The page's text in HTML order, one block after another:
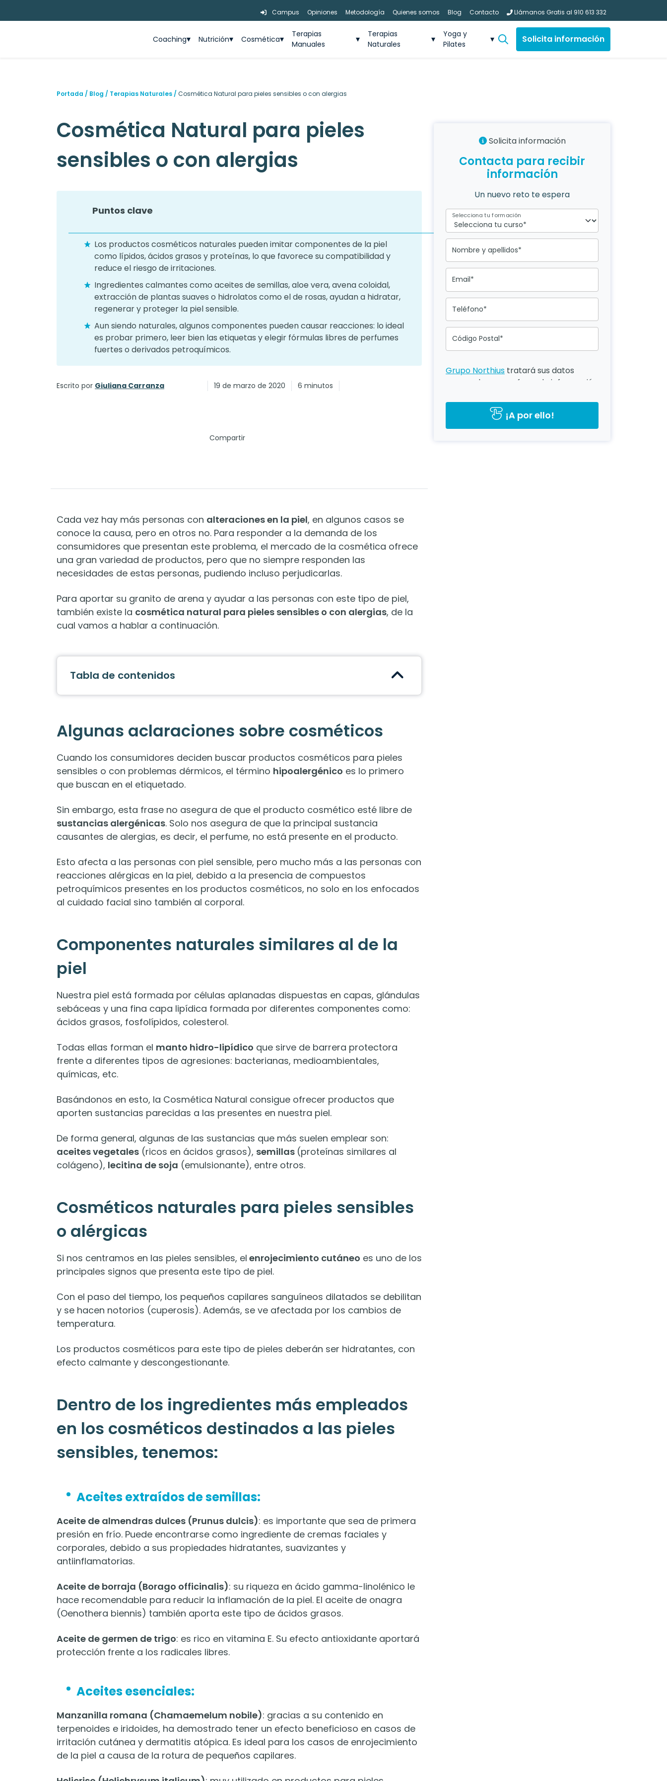
Campus Opiniones Metodología Quienes somos Blog Contacto Llámanos Gratis al 910 613 332
Coaching Nutrición Cosmética
Terapias
Manuales
Terapias
Naturales
Yoga y
Pilates
Solicita información
Portada / Blog / Terapias Naturales / Cosmética Natural para pieles sensibles o con alergias
Cosmética Natural para pieles
sensibles o con alergias
Puntos clave
Los productos cosméticos naturales pueden imitar componentes de la piel
como lípidos, ácidos grasos y proteínas, lo que favorece su compatibilidad y
reduce el riesgo de irritaciones.
Ingredientes calmantes como aceites de semillas, aloe vera, avena coloidal,
extracción de plantas suaves o hidrolatos como el de rosas, ayudan a hidratar,
regenerar y proteger la piel sensible.
Aun siendo naturales, algunos componentes pueden causar reacciones: lo ideal
es probar primero, leer bien las etiquetas y elegir fórmulas libres de perfumes
fuertes o derivados petroquímicos.
Escrito por Giuliana Carranza 19 de marzo de 2020 6 minutos
Compartir
Cada vez hay más personas con alteraciones en la piel, en algunos casos se
conoce la causa, pero en otros no. Para responder a la demanda de los
consumidores que presentan este problema, el mercado de la cosmética ofrece
una gran variedad de productos, pero que no siempre responden las
necesidades de estas personas, pudiendo incluso perjudicarlas.
Para aportar su granito de arena y ayudar a las personas con este tipo de piel,
también existe la cosmética natural para pieles sensibles o con alergias, de la
cual vamos a hablar a continuación.
Tabla de contenidos
Algunas aclaraciones sobre cosméticos
Cuando los consumidores deciden buscar productos cosméticos para pieles
sensibles o con problemas dérmicos, el término hipoalergénico es lo primero
que buscan en el etiquetado.
Sin embargo, esta frase no asegura de que el producto cosmético esté libre de
sustancias alergénicas. Solo nos asegura de que la principal sustancia
causantes de alergias, es decir, el perfume, no está presente en el producto.
Esto afecta a las personas con piel sensible, pero mucho más a las personas con
reacciones alérgicas en la piel, debido a la presencia de compuestos
petroquímicos presentes en los productos cosméticos, no solo en los enfocados
al cuidado facial sino también al corporal.
Componentes naturales similares al de la
piel
Nuestra piel está formada por células aplanadas dispuestas en capas, glándulas
sebáceas y una fina capa lipídica formada por diferentes componentes como:
ácidos grasos, fosfolípidos, colesterol.
Todas ellas forman el manto hidro-lipídico que sirve de barrera protectora
frente a diferentes tipos de agresiones: bacterianas, medioambientales,
químicas, etc.
Basándonos en esto, la Cosmética Natural consigue ofrecer productos que
aporten sustancias parecidas a las presentes en nuestra piel.
De forma general, algunas de las sustancias que más suelen emplear son:
aceites vegetales (ricos en ácidos grasos), semillas (proteínas similares al
colágeno), lecitina de soja (emulsionante), entre otros.
Cosméticos naturales para pieles sensibles
o alérgicas
Si nos centramos en las pieles sensibles, el enrojecimiento cutáneo es uno de los
principales signos que presenta este tipo de piel.
Con el paso del tiempo, los pequeños capilares sanguíneos dilatados se debilitan
y se hacen notorios (cuperosis). Además, se ve afectada por los cambios de
temperatura.
Los productos cosméticos para este tipo de pieles deberán ser hidratantes, con
efecto calmante y descongestionante.
Dentro de los ingredientes más empleados
en los cosméticos destinados a las pieles
sensibles, tenemos:
Aceites extraídos de semillas:
Aceite de almendras dulces (Prunus dulcis): es importante que sea de primera
presión en frío. Puede encontrarse como ingrediente de cremas faciales y
corporales, debido a sus propiedades hidratantes, suavizantes y
antiinflamatorias.
Aceite de borraja (Borago officinalis): su riqueza en ácido gamma-linolénico le
hace recomendable para reducir la inflamación de la piel. El aceite de onagra
(Oenothera biennis) también aporta este tipo de ácidos grasos.
Aceite de germen de trigo: es rico en vitamina E. Su efecto antioxidante aportará
protección frente a los radicales libres.
Aceites esenciales:
Manzanilla romana (Chamaemelum nobile): gracias a su contenido en
terpenoides e iridoides, ha demostrado tener un efecto beneficioso en casos de
irritación cutánea y dermatitis atópica. Es ideal para los casos de enrojecimiento
de la piel a causa de la rotura de pequeños capilares.
Solicita información
Contacta para recibir
información
Un nuevo reto te espera
Selecciona tu formación
Nombre y apellidos*
Email*
Teléfono*
Código Postal*
Grupo Northius tratará sus datos
personales para ofrecerle información
seleccionado o de otros directamente
relacionados con el interés
manifestado y, en su caso, para
¡A por ello!